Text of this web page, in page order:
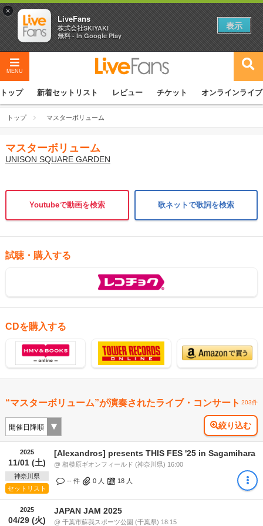
MENU
トップ 新着セットリスト レビュー チケット オンラインライブ
トップ マスターボリューム
マスターボリューム
UNISON SQUARE GARDEN
Youtubeで動画を検索 歌ネットで歌詞を検索
試聴・購入する
CDを購入する
“マスターボリューム”が演奏されたライブ・コンサート 203件
絞り込む
2025
11/01 (土)
神奈川県
セットリスト
[Alexandros] presents THIS FES '25 in Sagamihara
@ 相模原ギオンフィールド (神奈川県) 16:00
-- 件 0 人 18 人
2025
04/29 (火)
JAPAN JAM 2025
@ 千葉市蘇我スポーツ公園 (千葉県) 18:15
×
LiveFans
株式会社SKIYAKI
無料 - In Google Play
表示